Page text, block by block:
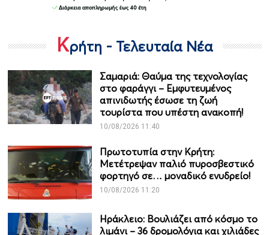
Κρήτη - Τελευταία Νέα
Σαμαριά: Θαύμα της τεχνολογίας
στο φαράγγι – Εμφυτευμένος
απινιδωτής έσωσε τη ζωή
τουρίστα που υπέστη ανακοπή!
10/08/2026 11:40
Πρωτοτυπία στην Κρήτη:
Μετέτρεψαν παλιό πυροσβεστικό
φορτηγό σε… μοναδικό ενυδρείο!
10/08/2026 11:20
Ηράκλειο: Βουλιάζει από κόσμο το
λιμάνι – 36 δρομολόγια και χιλιάδες